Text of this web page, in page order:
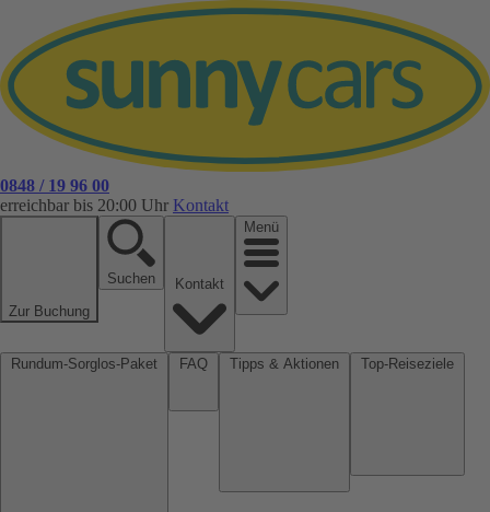
0848 / 19 96 00
erreichbar bis 20:00 Uhr Kontakt
Zur Buchung
Suchen
Menü